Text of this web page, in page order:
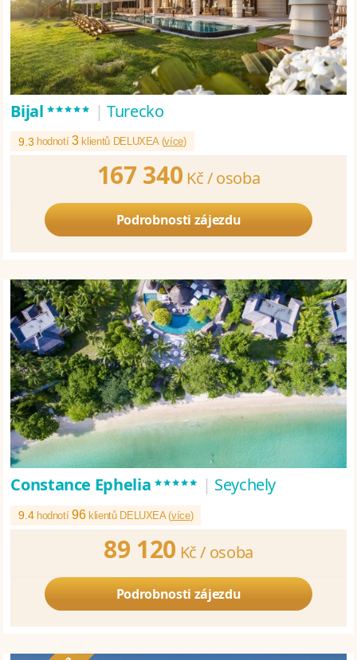
Bijal***** | Turecko
9.3 hodnotí3klientů DELUXEA (více)
167 340 Kč /osoba
Podrobnosti zájezdu
Constance Ephelia***** | Seychely
9.4 hodnotí96klientů DELUXEA (více)
89 120 Kč / osoba
Podrobnosti zájezdu